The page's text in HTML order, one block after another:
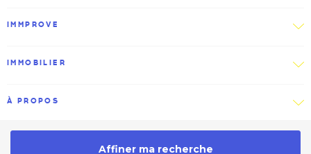
IMMPROVE
IMMOBILIER
À PROPOS
2026 © Immprove Politique de confidentialité
Affiner ma recherche